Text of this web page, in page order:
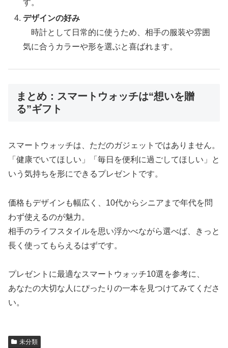
す。
デザインの好み
時計として日常的に使うため、相手の服装や雰囲
気に合うカラーや形を選ぶと喜ばれます。
まとめ：スマートウォッチは“想いを贈
る”ギフト
スマートウォッチは、ただのガジェットではありません。
「健康でいてほしい」「毎日を便利に過ごしてほしい」と
いう気持ちを形にできるプレゼントです。
価格もデザインも幅広く、10代からシニアまで年代を問
わず使えるのが魅力。
相手のライフスタイルを思い浮かべながら選べば、きっと
長く使ってもらえるはずです。
プレゼントに最適なスマートウォッチ10選を参考に、
あなたの大切な人にぴったりの一本を見つけてみてくださ
い。
未分類